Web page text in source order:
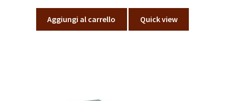
Aggiungi al carrello Quick view